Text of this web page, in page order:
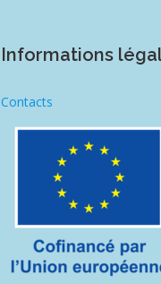
Informations
Contacts